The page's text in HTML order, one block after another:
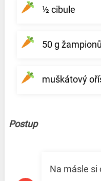
½ cibule
50 g
muškátový
Postup
Na másle